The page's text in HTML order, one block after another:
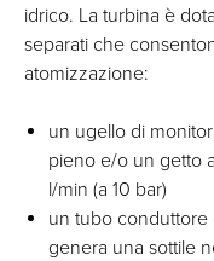
idrico. La turbina è
separati che
atomizzazione:
un ugello di
pieno e/o un getto
l/min (a 10 bar)
un tubo conduttore
genera una sottile